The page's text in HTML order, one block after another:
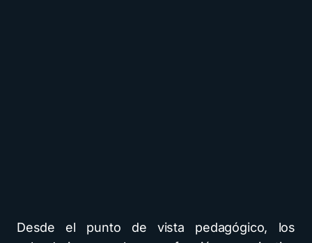
Desde el punto de vista pedagógico, los